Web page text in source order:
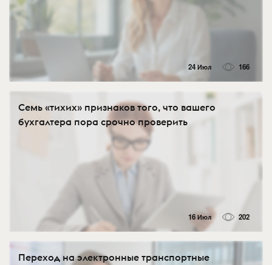
24 Июл 166
Семь «тихих» признаков того, что вашего
бухгалтера пора срочно проверить
16 Июл 202
Переход на электронные транспортные